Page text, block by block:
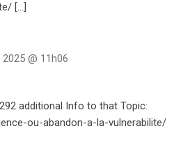
[…]
2025 @ 11h06
additional Info to that Topic:
ou-abandon-a-la-vulnerabilite/